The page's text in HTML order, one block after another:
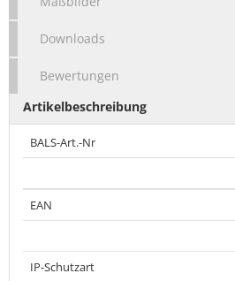
Downloads
Bewertungen
Artikelbeschreibung
BALS-Art.-Nr
EAN
IP-Schutzart